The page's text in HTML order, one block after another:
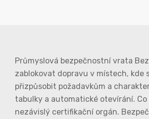
Průmyslová bezpečnostní vrata
zablokovat dopravu v místech, kde
přizpůsobit požadavkům a
tabulky a automatické otevírání.
nezávislý certifikační orgán.